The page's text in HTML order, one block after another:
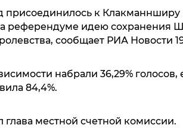
присоединилось к
идею сохранения
сообщает РИА Новости
набрали 36,29%
84,4%.
глава местной счетной комиссии.